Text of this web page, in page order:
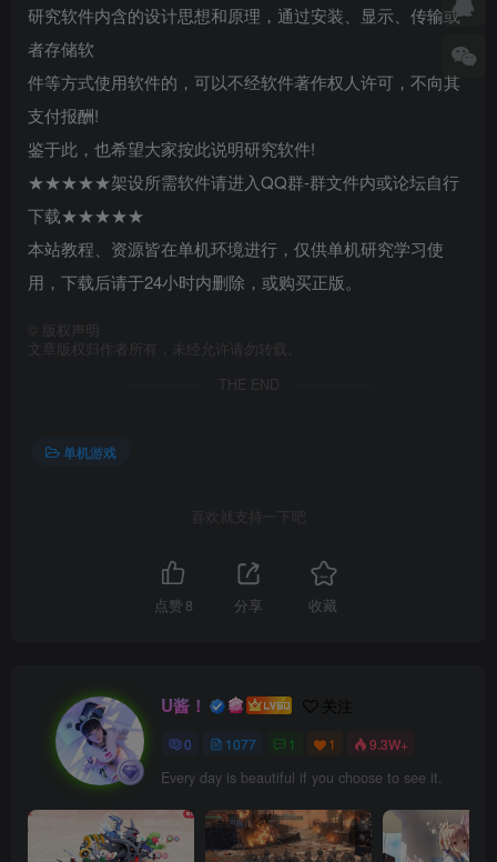
研究软件内含的设计思想和原理，通过安装、显示、传输或
者存储软
件等方式使用软件的，可以不经软件著作权人许可，不向其
支付报酬!
鉴于此，也希望大家按此说明研究软件!
★★★★★架设所需软件请进入QQ群-群文件内或论坛自行
下载★★★★★
本站教程、资源皆在单机环境进行，仅供单机研究学习使
用，下载后请于24小时内删除，或购买正版。
版权声明
文章版权归作者所有，未经允许请勿转载。
THE END
单机游戏
喜欢就支持一下吧
点赞 8 分享 收藏
U酱！ 关注
0 1077 1 1 9.3W+
Every day is beautiful if you choose to see it.